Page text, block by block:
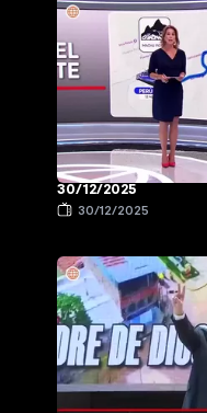
30/12/2025
30/12/2025